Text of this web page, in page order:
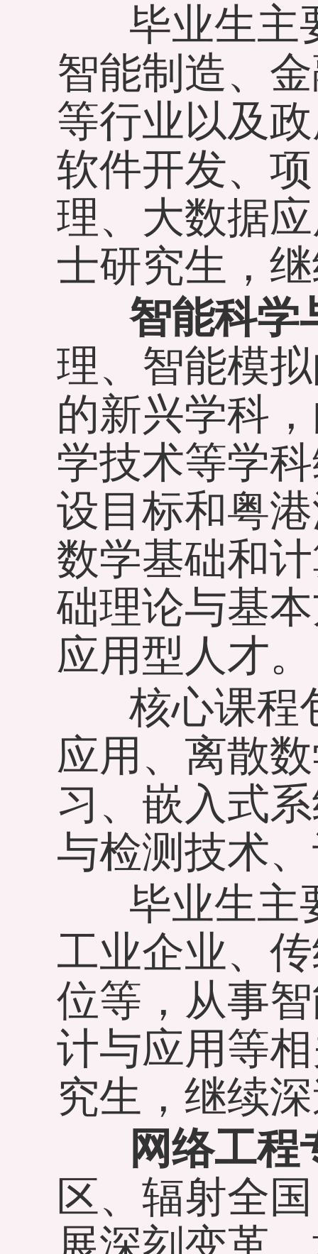
毕业生主
智能制造、
等行业以及
软件开发、
理、大数据
士研究生，
智能科学
理、智能模
的新兴学科
学技术等学
设目标和粤
数学基础和
础理论与基
应用型人才。
核心课程
应用、离散
习、嵌入式
与检测技术
毕业生主
工业企业、
位等，从事
计与应用等
究生，继续
网络工程
区、辐射全